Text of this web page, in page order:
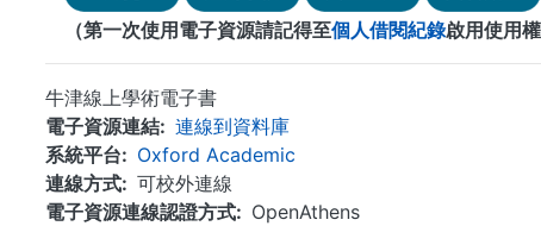
（第一次使用電子資源請記得至個人借閱紀錄啟用使用權
牛津線上學術電子書
電子資源連結
連線到資料庫
系統平台
Oxford Academic
連線方式
可校外連線
電子資源連線認證方式
OpenAthens